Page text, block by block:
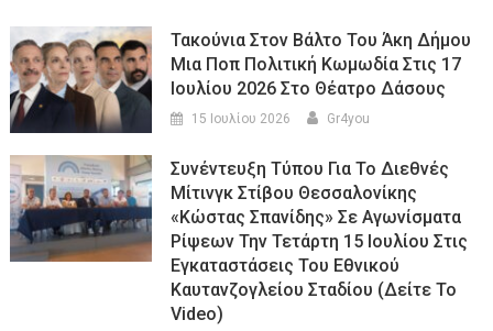
Τακούνια Στον Βάλτο Του Άκη Δήμου
Μια Ποπ Πολιτική Κωμωδία Στις 17
Ιουλίου 2026 Στο Θέατρο Δάσους
15 Ιουλίου 2026 Gr4you
Συνέντευξη Τύπου Για Το Διεθνές
Μίτινγκ Στίβου Θεσσαλονίκης
«Κώστας Σπανίδης» Σε Αγωνίσματα
Ρίψεων Την Τετάρτη 15 Ιουλίου Στις
Εγκαταστάσεις Του Εθνικού
Καυτανζογλείου Σταδίου (Δείτε Το
Video)